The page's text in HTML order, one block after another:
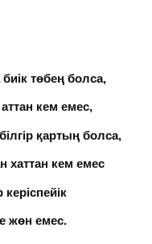
төбең болса,
кем емес,
қартың болса,
хаттан кем емес
керіспейік
жөн емес.